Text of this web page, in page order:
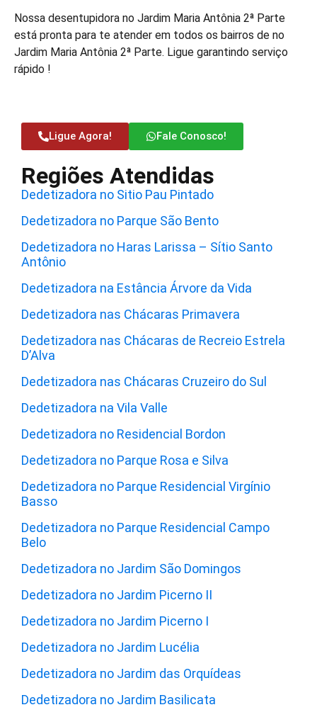
Nossa desentupidora no Jardim Maria Antônia 2ª Parte
está pronta para te atender em todos os bairros de no
Jardim Maria Antônia 2ª Parte. Ligue garantindo serviço
rápido !
Ligue Agora! Fale Conosco!
Regiões Atendidas
Dedetizadora no Sitio Pau Pintado
Dedetizadora no Parque São Bento
Dedetizadora no Haras Larissa – Sítio Santo
Antônio
Dedetizadora na Estância Árvore da Vida
Dedetizadora nas Chácaras Primavera
Dedetizadora nas Chácaras de Recreio Estrela
D’Alva
Dedetizadora nas Chácaras Cruzeiro do Sul
Dedetizadora na Vila Valle
Dedetizadora no Residencial Bordon
Dedetizadora no Parque Rosa e Silva
Dedetizadora no Parque Residencial Virgínio
Basso
Dedetizadora no Parque Residencial Campo
Belo
Dedetizadora no Jardim São Domingos
Dedetizadora no Jardim Picerno II
Dedetizadora no Jardim Picerno I
Dedetizadora no Jardim Lucélia
Dedetizadora no Jardim das Orquídeas
Dedetizadora no Jardim Basilicata